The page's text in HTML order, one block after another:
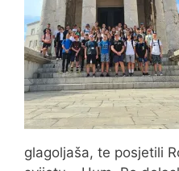
glagoljaša, te posjetili